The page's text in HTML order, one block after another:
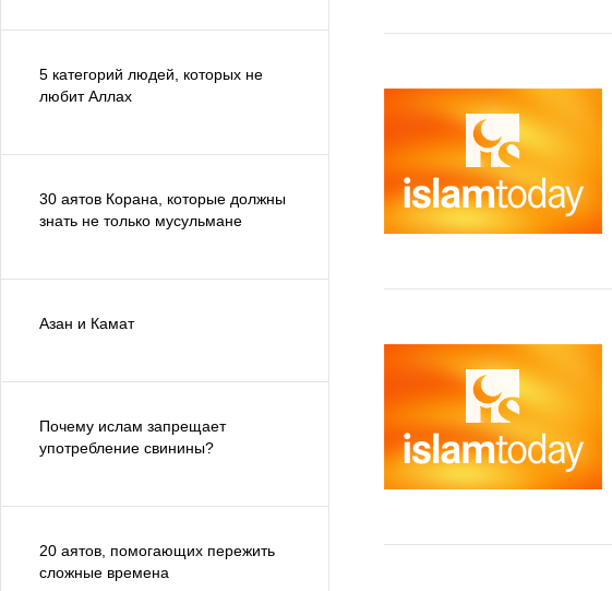
5 категорий людей, которых не
любит Аллах
30 аятов Корана, которые должны
знать не только мусульмане
Азан и Камат
Почему ислам запрещает
употребление свинины?
20 аятов, помогающих пережить
сложные времена